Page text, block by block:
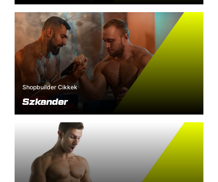
Shopbuilder Cikkek
Szkander